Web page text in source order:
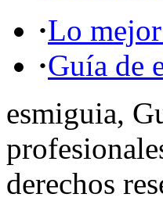
·Lo
·Guía de
esmiguia,
derechos